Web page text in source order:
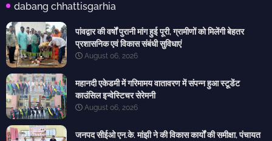
dabang chhattisgarhia
पांवद्वार की वर्षों पुरानी मांग हुई पूरी, ग्रामीणों को मिलेंगी बेहतर
प्रशासनिक एवं विकास संबंधी सुविधाएं
August 06, 2026
महानदी एकेडमी में गरिमामय वातावरण में संपन्न हुआ स्टूडेंट
काउंसिल इन्वेस्टिचर सेरेमनी
August 06, 2026
जनपद सीईओ एन.के. मांझी ने की विकास कार्यों की समीक्षा, पंचायत